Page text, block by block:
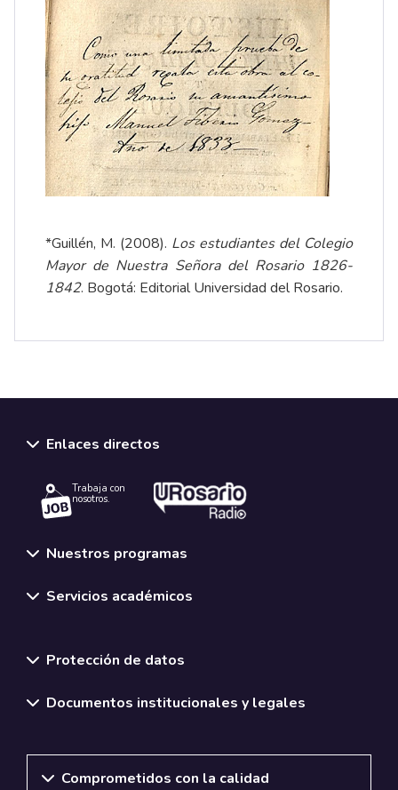
*Guillén, M. (2008). Los estudiantes del Colegio
Mayor de Nuestra Señora del Rosario 1826-
1842. Bogotá: Editorial Universidad del Rosario.
Enlaces directos
Trabaja con
nosotros.
Nuestros programas
Servicios académicos
Protección de datos
Documentos institucionales y legales
Comprometidos con la calidad